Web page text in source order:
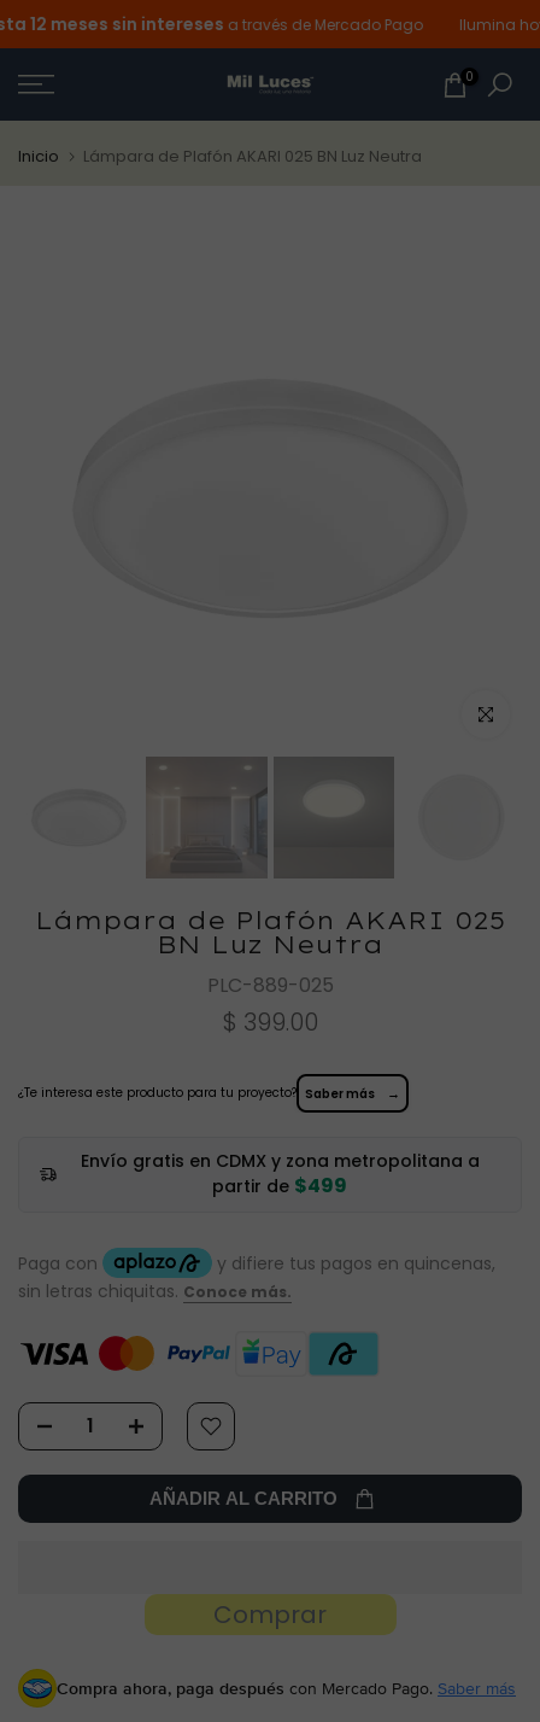
Ir
al
contenido
12 meses sin interesesa través de Mercado Pago Ilumina hoy
0
Inicio Lámpara de Plafón AKARI 025 BN Luz Neutra
Haz
Lámpara de Plafón AKARI 025
BN Luz Neutra
PLC-889-025
$ 399.00
¿Te interesa este producto para tu proyecto? Saber más →
Envío gratis en CDMX y zona metropolitana a
partir de $499
AÑADIR AL CARRITO
Compra ahora, paga después con Mercado Pago. Saber más